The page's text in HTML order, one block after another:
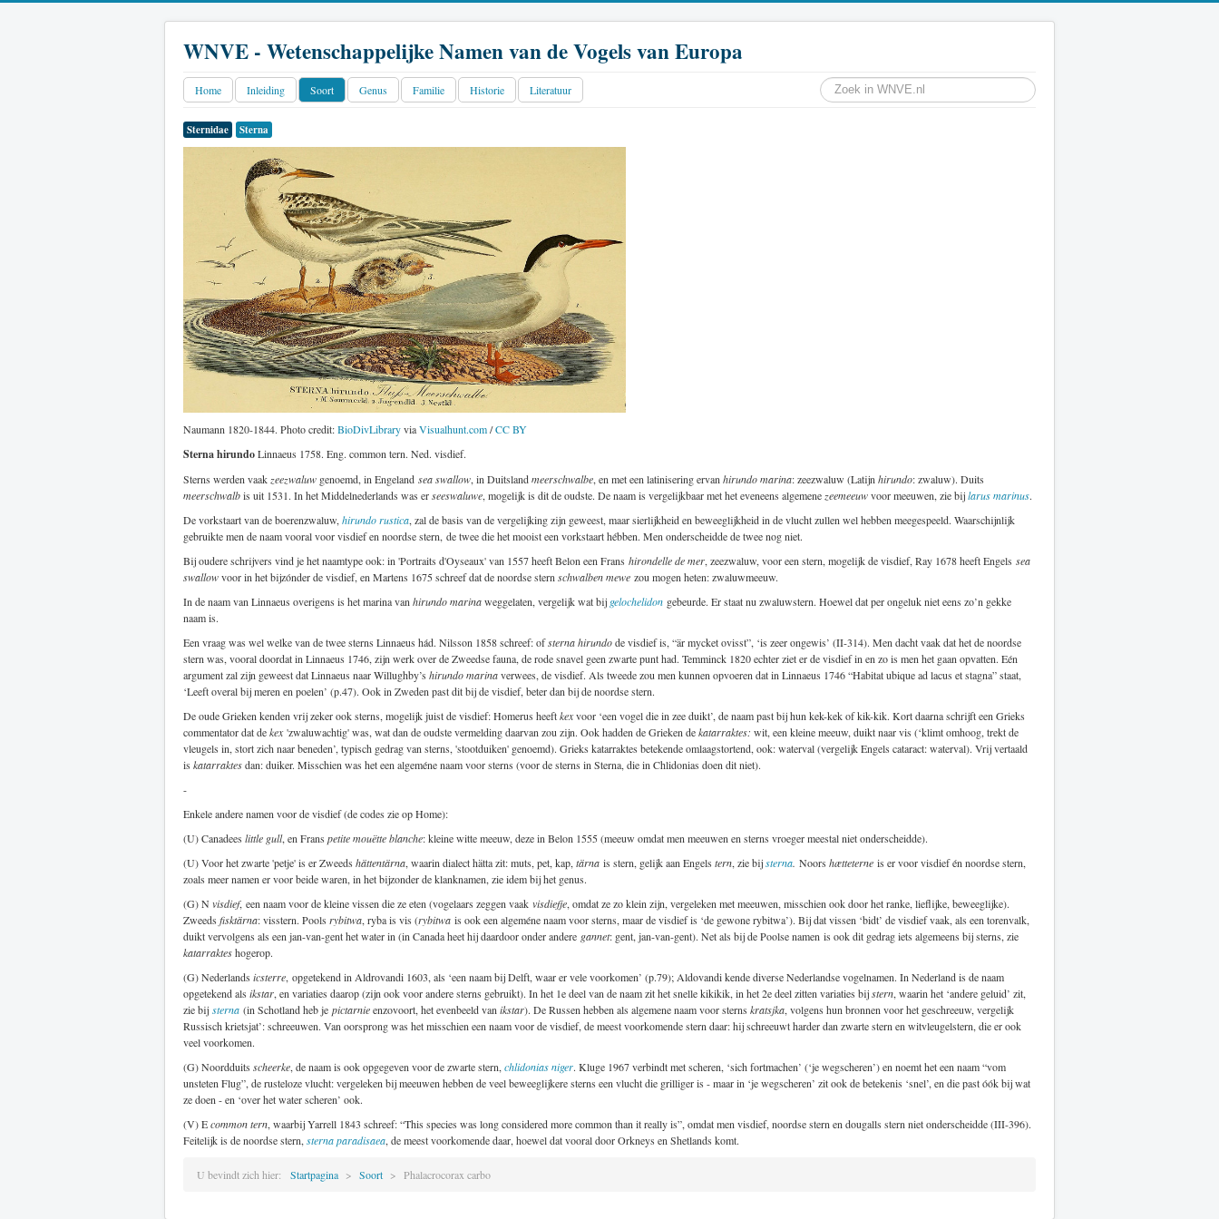
WNVE - Wetenschappelijke Namen van de Vogels van Europa
Home Inleiding Soort Genus Familie Historie Literatuur
Sternidae Sterna
Naumann 1820-1844. Photo credit:BioDivLibraryviaVisualhunt.com/CC BY
Sterna hirundoLinnaeus 1758. Eng. common tern. Ned. visdief.
Sterns werden vaak zeezwaluw genoemd, in Engeland sea swallow, in Duitslandmeerschwalbe, en met een latinisering ervan hirundo marina: zeezwaluw (Latijn hirundo: zwaluw). Duits
meerschwalbis uit 1531. In het Middelnederlands was erseeswaluwe, mogelijk is dit de oudste. De naam is vergelijkbaar met het eveneens algemene zeemeeuwvoor meeuwen, zie bijlarus marinus.
De vorkstaart van de boerenzwaluw, hirundo rustica, zal de basis van de vergelijking zijn geweest, maar sierlijkheid en beweeglijkheid in de vlucht zullen wel hebben meegespeeld. Waarschijnlijk
gebruikte men de naam vooral voor visdief en noordse stern, de twee die het mooist een vorkstaart hébben. Men onderscheidde de twee nog niet.
Bij oudere schrijvers vind je het naamtype ook: in 'Portraits d'Oyseaux' van 1557 heeft Belon een Frans hirondelle de mer, zeezwaluw, voor een stern, mogelijk de visdief, Ray 1678 heeft Engels sea
swallowvoor in het bijzónder de visdief, en Martens 1675 schreef dat de noordse stern schwalben mewe zou mogen heten: zwaluwmeeuw.
In de naam van Linnaeus overigens is het marina van hirundo marinaweggelaten, vergelijk wat bij gelochelidon gebeurde. Er staat nu zwaluwstern. Hoewel dat per ongeluk niet eens zo’n gekke
naam is.
Een vraag was wel welke van de twee sterns Linnaeus hád. Nilsson 1858 schreef: ofsterna hirundode visdief is, “är mycket ovisst”, ‘is zeer ongewis’ (II-314). Men dacht vaak dat het de noordse
stern was, vooral doordat in Linnaeus 1746, zijn werk over de Zweedse fauna, de rode snavel geen zwarte punt had. Temminck 1820 echter ziet er de visdief in en zo is men het gaan opvatten. Eén
argument zal zijn geweest dat Linnaeus naar Willughby’s hirundo marinaverwees, de visdief. Als tweede zou men kunnen opvoeren dat in Linnaeus 1746 “Habitat ubique ad lacus et stagna” staat,
‘Leeft overal bij meren en poelen’ (p.47). Ook in Zweden past dit bij de visdief, beter dan bij de noordse stern.
De oude Grieken kenden vrij zeker ook sterns, mogelijk juist de visdief: Homerus heeftkexvoor ‘een vogel die in zee duikt’, de naam past bij hun kek-kek of kik-kik. Kort daarna schrijft een Grieks
commentator dat dekex'zwaluwachtig' was, wat dan de oudste vermelding daarvan zou zijn. Ook hadden de Grieken dekatarraktes: wit, een kleine meeuw, duikt naar vis (‘klimt omhoog, trekt de
vleugels in, stort zich naar beneden’, typisch gedrag van sterns, 'stootduiken' genoemd). Grieks katarraktes betekende omlaagstortend, ook: waterval (vergelijk Engels cataract: waterval). Vrij vertaald
is katarraktesdan: duiker. Misschien was het een algeméne naam voor sterns (voor de sterns in Sterna, die in Chlidonias doen dit niet).
-
Enkele andere namen voor de visdief (de codes zie op Home):
(U) Canadees little gull, en Frans petite mouëtte blanche: kleine witte meeuw, deze in Belon 1555 (meeuw omdat men meeuwen en sterns vroeger meestal niet onderscheidde).
(U) Voor het zwarte 'petje' is er Zweeds hättentärna, waarin dialect hätta zit: muts, pet, kap, tärna is stern, gelijk aan Engels tern, zie bijsterna. Noors hætteterne is er voor visdief én noordse stern,
zoals meer namen er voor beide waren, in het bijzonder de klanknamen, zie idem bij het genus.
(G) Nvisdief, een naam voor de kleine vissen die ze eten (vogelaars zeggen vaak visdiefje, omdat ze zo klein zijn, vergeleken met meeuwen, misschien ook door het ranke, lieflijke, beweeglijke).
Zweeds fisktärna: visstern. Pools rybitwa, ryba is vis (rybitwa is ook een algeméne naam voor sterns, maar de visdief is ‘de gewone rybitwa’). Bij dat vissen ‘bidt’ de visdief vaak, als een torenvalk,
duikt vervolgens als een jan-van-gent het water in (in Canada heet hij daardoor onder andere gannet: gent, jan-van-gent). Net als bij de Poolse namen is ook dit gedrag iets algemeens bij sterns, zie
katarrakteshogerop.
(G) Nederlands icsterre, opgetekend in Aldrovandi 1603, als ‘een naam bij Delft, waar er vele voorkomen’ (p.79); Aldovandi kende diverse Nederlandse vogelnamen. In Nederland is de naam
opgetekend als ikstar, en variaties daarop (zijn ook voor andere sterns gebruikt). In het 1e deel van de naam zit het snelle kikikik, in het 2e deel zitten variaties bijstern, waarin het ‘andere geluid’ zit,
zie bij sterna (in Schotland heb je pictarnieenzovoort, het evenbeeld van ikstar). De Russen hebben als algemene naam voor sterns kratsjka, volgens hun bronnen voor het geschreeuw, vergelijk
Russisch krietsjat’: schreeuwen. Van oorsprong was het misschien een naam voor de visdief, de meest voorkomende stern daar: hij schreeuwt harder dan zwarte stern en witvleugelstern, die er ook
veel voorkomen.
(G) Noordduits scheerke, de naam is ook opgegeven voor de zwarte stern, chlidonias niger. Kluge 1967 verbindt met scheren, ‘sich fortmachen’ (‘je wegscheren’) en noemt het een naam “vom
unsteten Flug”, de rusteloze vlucht: vergeleken bij meeuwen hebben de veel beweeglijkere sterns een vlucht die grilliger is - maar in ‘je wegscheren’ zit ook de betekenis ‘snel’, en die past óók bij wat
ze doen - en ‘over het water scheren’ ook.
(V) Ecommon tern, waarbij Yarrell 1843 schreef: “This species was long considered more common than it really is”, omdat men visdief, noordse stern en dougalls stern niet onderscheidde (III-396).
Feitelijk is de noordse stern, sterna paradisaea, de meest voorkomende daar, hoewel dat vooral door Orkneys en Shetlands komt.
U bevindt zich hier: Startpagina Soort Phalacrocorax carbo